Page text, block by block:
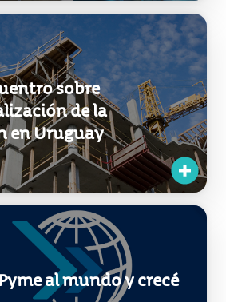
al mundo y crecé
regionales para
del COVID-19